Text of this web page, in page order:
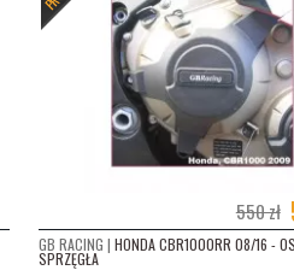
550 zł
GB RACING | HONDA CBR1000RR 08/16 -
SPRZĘGŁA